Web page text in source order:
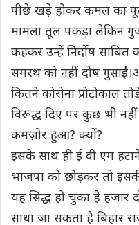
पीछे खड़े होकर कमल का
मामला तूल पकड़ा लेकिन
कहकर उन्हें निर्दोष
समरथ को नहीं दोष
कितने कोरोना प्रोटोकाल
विरूद्ध दिए पर कुछ भी
कमज़ोर हुआ? क्यों?
इसके साथ ही ई वी एम
भाजपा को छोड़कर तो
यह सिद्ध हो चुका है हजार
साधा जा सकता है बिहार